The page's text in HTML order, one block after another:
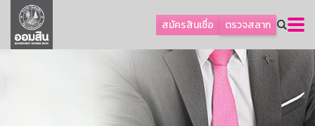
สมัครสินเชื่อ ตรวจสลาก
ลูกค้าธุรกิจ
ลูกค้าผู้ประกอบรายย่อย